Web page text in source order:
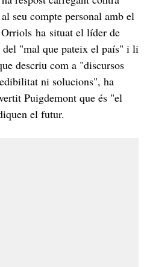
seu compte personal amb el
Orriols ha situat el líder de
del "mal que pateix el país" i li
descriu com a "discursos
ni solucions", ha
Puigdemont que és "el
el futur.